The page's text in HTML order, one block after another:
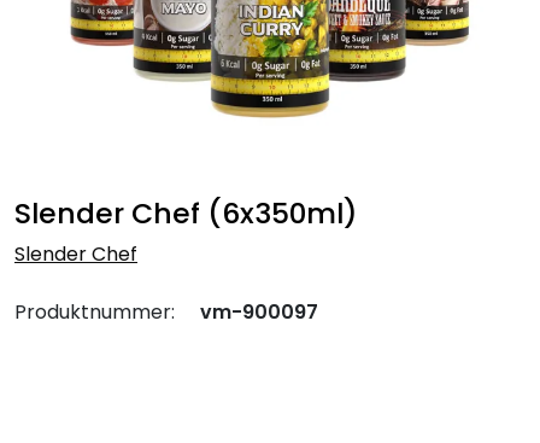
Slender Chef (6x350ml)
Slender Chef
Produktnummer: vm-900097